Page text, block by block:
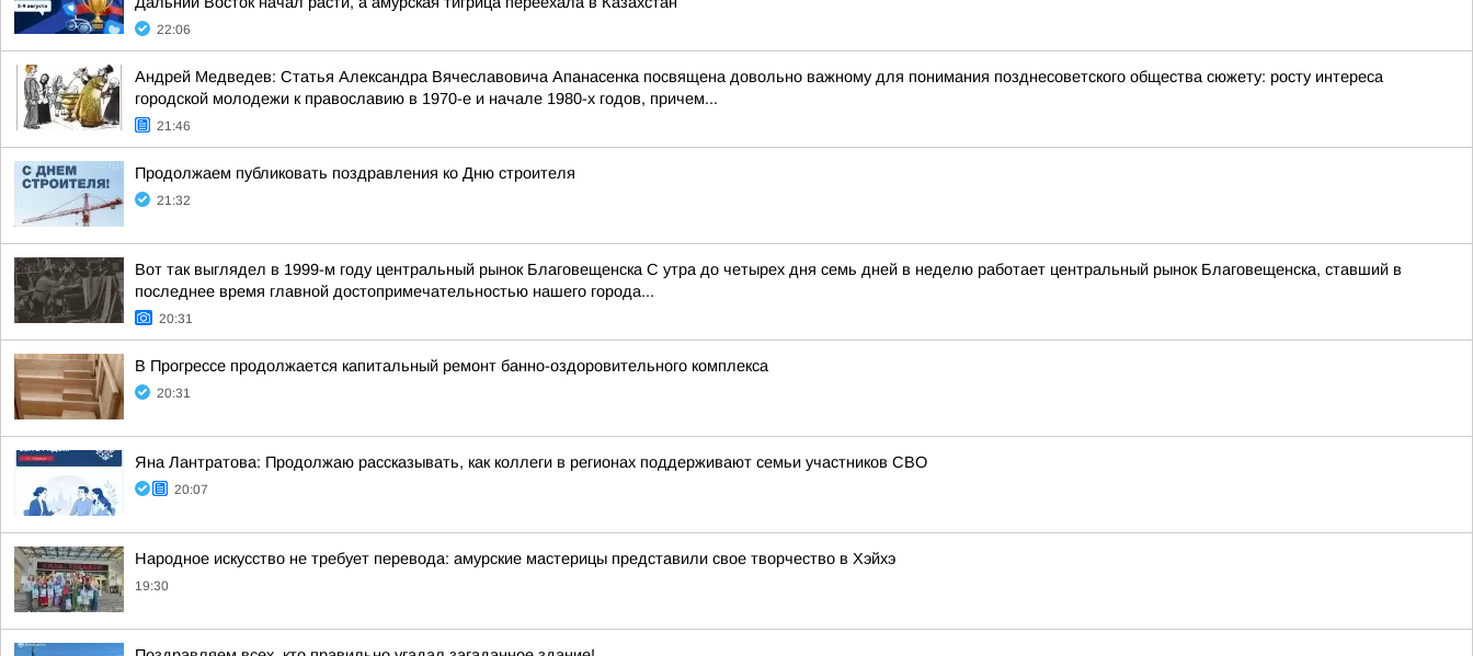
22:06
Андрей Медведев: Статья Александра Вячеславовича Апанасенка посвящена довольно важному для понимания позднесоветского общества сюжету: росту интереса
городской молодежи к православию в 1970-е и начале 1980-х годов, причем...
21:46
Продолжаем публиковать поздравления ко Дню строителя
21:32
Вот так выглядел в 1999-м году центральный рынок Благовещенска С утра до четырех дня семь дней в неделю работает центральный рынок Благовещенска, ставший в
последнее время главной достопримечательностью нашего города...
20:31
В Прогрессе продолжается капитальный ремонт банно-оздоровительного комплекса
20:31
Яна Лантратова: Продолжаю рассказывать, как коллеги в регионах поддерживают семьи участников СВО
20:07
Народное искусство не требует перевода: амурские мастерицы представили свое творчество в Хэйхэ
19:30